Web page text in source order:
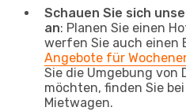
Schauen Sie sich
an: Planen Sie einen
werfen Sie auch einen
Angebote für
Sie die Umgebung von
möchten, finden Sie
Mietwagen.